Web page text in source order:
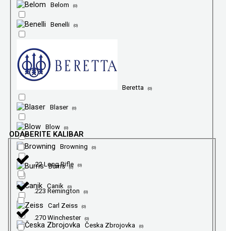
Belom (0)
Benelli (0)
Beretta (0)
Blaser (0)
Blow (0)
Browning (0)
Burris (0)
Canik (0)
Carl Zeiss (0)
Česka Zbrojovka (0)
ODABERITE KALIBAR
.22 Long Rifle (0)
.223 Remington (0)
.270 Winchester (0)